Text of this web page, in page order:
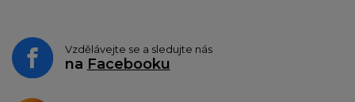
Vzdělávejte se a sledujte nás
na Facebooku